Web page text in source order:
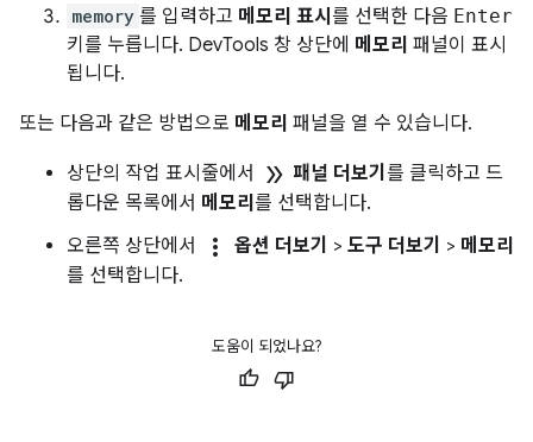
memory 를 입력하고 메모리 표시 를 선택한 다음 Enter
키를 누릅니다. DevTools 창 상단에 메모리 패널이 표시
됩니다.
또는 다음과 같은 방법으로 메모리 패널을 열 수 있습니다.
상단의 작업 표시줄에서 double_arrow 패널 더보기 를 클릭하고 드
롭다운 목록에서 메모리 를 선택합니다.
오른쪽 상단에서
more_vert 옵션 더보기 > 도구 더보기 > 메모리
를 선택합니다.
도움이 되었나요?